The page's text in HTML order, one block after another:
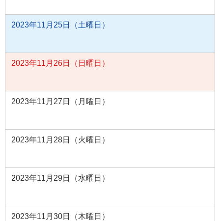
2023年11月25日（土曜日）
2023年11月26日（日曜日）
2023年11月27日（月曜日）
2023年11月28日（火曜日）
2023年11月29日（水曜日）
2023年11月30日（木曜日）